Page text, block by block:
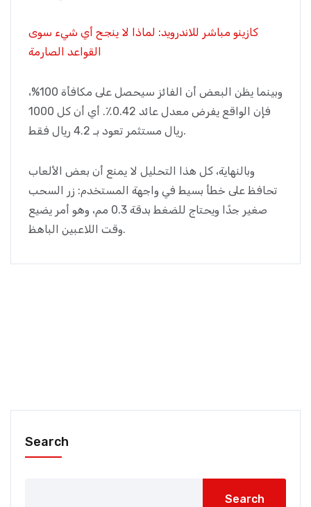
كازينو مباشر للاندرويد: لماذا لا ينجح أي شيء سوى
القواعد الصارمة
وبينما يظن البعض أن الفائز سيحصل على مكافأة 100%،
فإن الواقع يفرض معدل عائد 0.42٪. أي أن كل 1000
ريال مستثمر تعود بـ 4.2 ريال فقط.
وبالنهاية، كل هذا التحليل لا يمنع أن بعض الألعاب
تحافظ على خطأ بسيط في واجهة المستخدم: زر السحب
صغير جدًا ويحتاج للضغط بدقة 0.3 مم، وهو أمر يضيع
وقت اللاعبين الباهظ.
Search
Search